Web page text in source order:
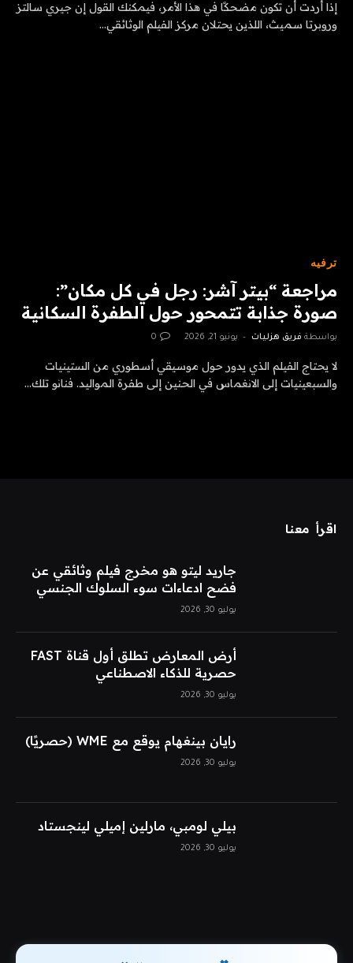
إذا أردت أن تكون مضحكًا في هذا الأمر، فيمكنك القول إن جيري سالتز
وروبرتا سميث، اللذين يحتلان مركز الفيلم الوثائقي…
ترفيه
مراجعة “بيتر آشر: رجل في كل مكان”:
صورة جذابة تتمحور حول الطفرة السكانية
بواسطة فريق هزليات يونيو 21, 2026 0
لا يحتاج الفيلم الذي يدور حول موسيقي أسطوري من الستينيات
والسبعينيات إلى الانغماس في الحنين إلى طفرة المواليد. فنانو تلك…
اقرأ معنا
جاريد ليتو هو مخرج فيلم وثائقي عن
فضح ادعاءات سوء السلوك الجنسي
يوليو 30, 2026
أرض المعارض تطلق أول قناة FAST
حصرية للذكاء الاصطناعي
يوليو 30, 2026
رايان بينغهام يوقع مع WME (حصريًا)
يوليو 30, 2026
بيلي لومبي، مارلين إميلي لينجستاد
يوليو 30, 2026